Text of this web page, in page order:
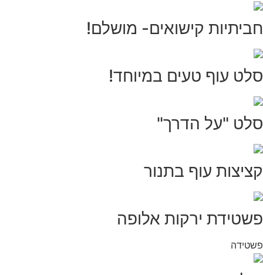
חביתיות קישואים- מושלם!
סלט עוף טעים במיוחד!
סלט "על הדרך"
קציצות עוף בתנור
פשטידת ירקות אלופה
פשטידה